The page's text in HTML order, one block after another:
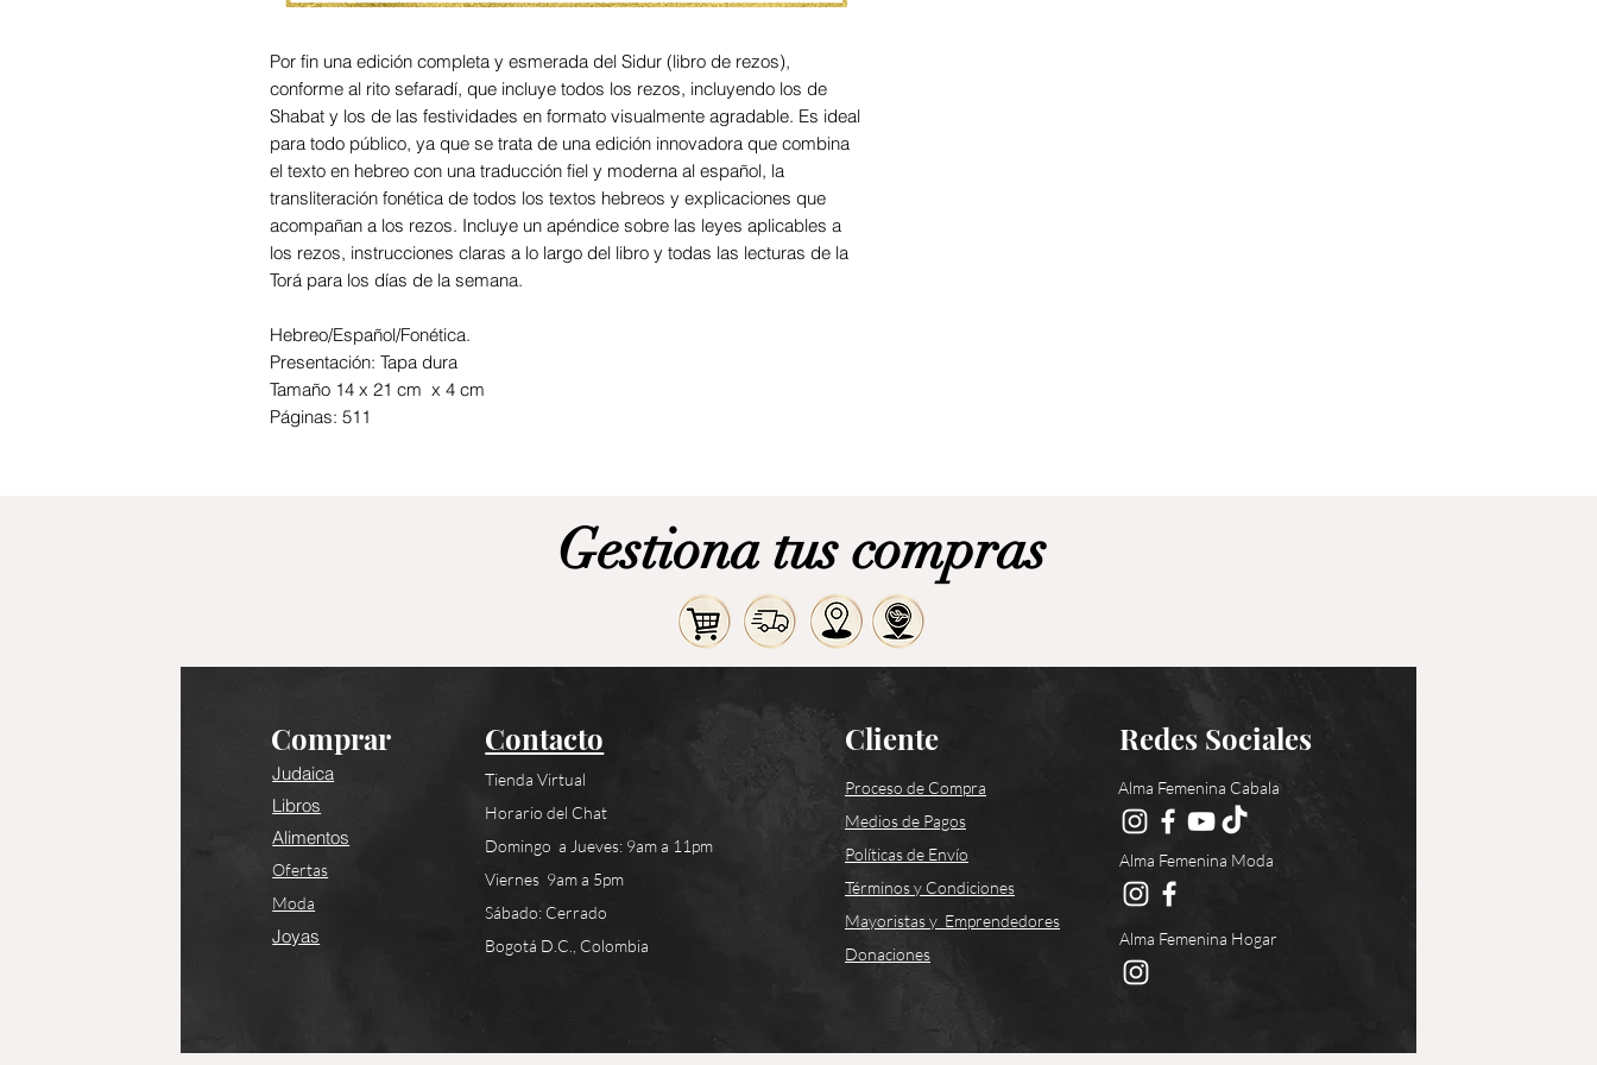
Por fin una edición completa y esmerada del Sidur (libro de rezos),
conforme al rito sefaradí, que incluye todos los rezos, incluyendo los de
Shabat y los de las festividades en formato visualmente agradable. Es ideal
para todo público, ya que se trata de una edición innovadora que combina
el texto en hebreo con una traducción fiel y moderna al español, la
transliteración fonética de todos los textos hebreos y explicaciones que
acompañan a los rezos. Incluye un apéndice sobre las leyes aplicables a
los rezos, instrucciones claras a lo largo del libro y todas las lecturas de la
Torá para los días de la semana.
Hebreo/Español/Fonética.
Presentación: Tapa dura
Tamaño 14 x 21 cm x 4 cm
Páginas: 511
Gestiona tus compras
Comprar
Judaica
Libros
Alimentos
Ofertas
Moda
Joyas
Contacto
Tienda Virtual
Horario del Chat
Domingo a Jueves: 9am a 11pm
Viernes 9am a 5pm
Sábado: Cerrado
Bogotá D.C., Colombia
Cliente
Proceso de Compra
Medios de Pagos
Políticas de Envío
Términos y Condiciones
Mayoristas y Emprendedores
Donaciones
Redes Sociales
Alma Femenina Cabala
Alma Femenina Moda
Alma Femenina Hogar